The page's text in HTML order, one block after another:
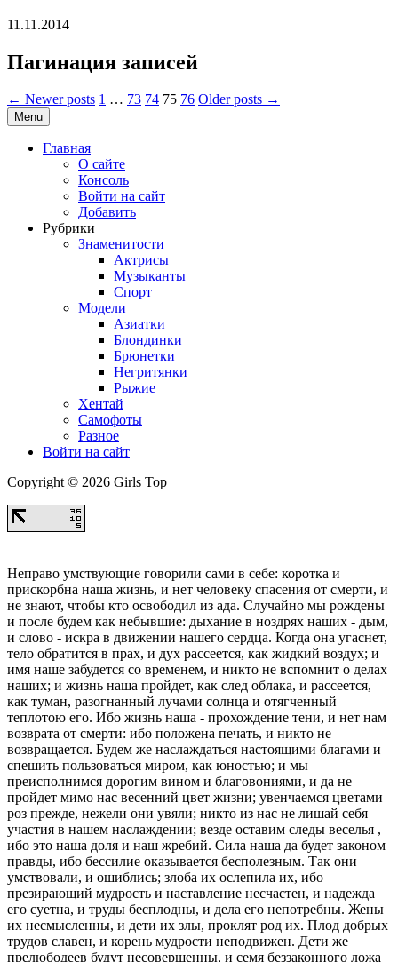
11.11.2014
Пагинация записей
← Newer posts 1 … 73 74 75 76 Older posts →
Menu
Главная
О сайте
Консоль
Войти на сайт
Добавить
Рубрики
Знаменитости
Актрисы
Музыканты
Спорт
Модели
Азиатки
Блондинки
Брюнетки
Негритянки
Рыжие
Хентай
Самофоты
Разное
Войти на сайт
Copyright © 2026 Girls Top
Неправо умствующие говорили сами в себе: коротка и
прискорбна наша жизнь, и нет человеку спасения от смерти, и
не знают, чтобы кто освободил из ада. Случайно мы рождены
и после будем как небывшие: дыхание в ноздрях наших - дым,
и слово - искра в движении нашего сердца. Когда она угаснет,
тело обратится в прах, и дух рассеется, как жидкий воздух; и
имя наше забудется со временем, и никто не вспомнит о делах
наших; и жизнь наша пройдет, как след облака, и рассеется,
как туман, разогнанный лучами солнца и отягченный
теплотою его. Ибо жизнь наша - прохождение тени, и нет нам
возврата от смерти: ибо положена печать, и никто не
возвращается. Будем же наслаждаться настоящими благами и
спешить пользоваться миром, как юностью; и мы
преисполнимся дорогим вином и благовониями, и да не
пройдет мимо нас весенний цвет жизни; увенчаемся цветами
роз прежде, нежели они увяли; никто из нас не лишай себя
участия в нашем наслаждении; везде оставим следы веселья ,
ибо это наша доля и наш жребий. Сила наша да будет законом
правды, ибо бессилие оказывается бесполезным. Так они
умствовали, и ошиблись; злоба их ослепила их, ибо
презирающий мудрость и наставление несчастен, и надежда
его суетна, и труды бесплодны, и дела его непотребны. Жены
их несмысленны, и дети их злы, проклят род их. Плод добрых
трудов славен, и корень мудрости неподвижен. Дети же
прелюбодеев будут несовершенны, и семя беззаконного ложа